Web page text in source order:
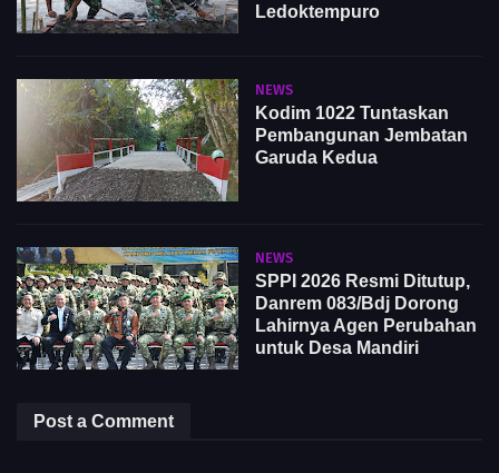
Ledoktempuro
NEWS
Kodim 1022 Tuntaskan
Pembangunan Jembatan
Garuda Kedua
NEWS
SPPI 2026 Resmi Ditutup,
Danrem 083/Bdj Dorong
Lahirnya Agen Perubahan
untuk Desa Mandiri
Post a Comment